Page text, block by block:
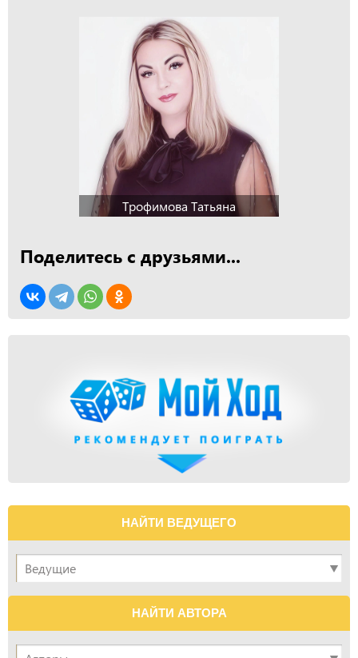
Трофимова Татьяна
Поделитесь с друзьями...
НАЙТИ ВЕДУЩЕГО
НАЙТИ АВТОРА